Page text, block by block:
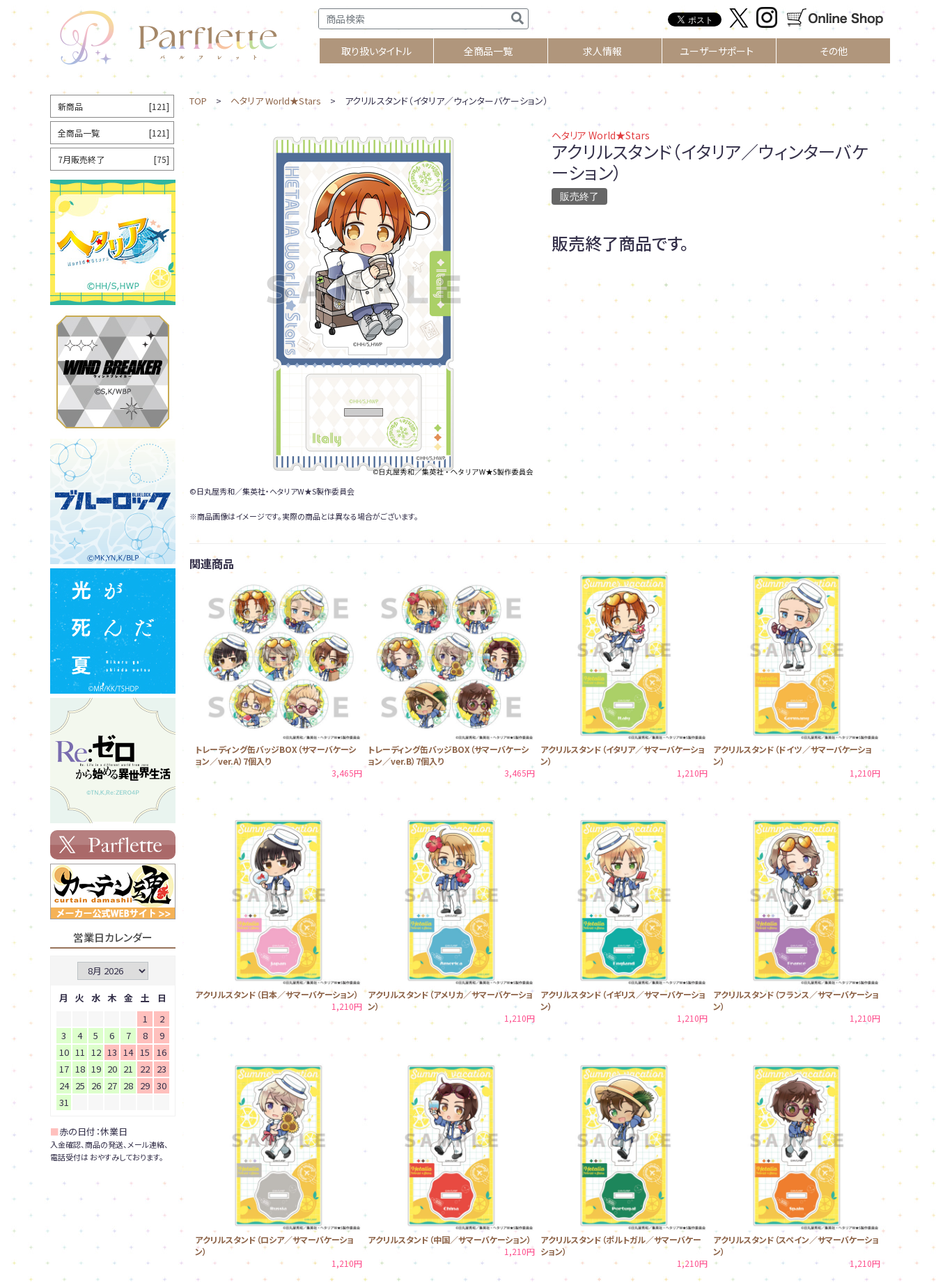
取り扱いタイトル 全商品一覧 求人情報 ユーザーサポート その他
TOP > ヘタリア World★Stars > アクリルスタンド（イタリア／ウィンターバケーション）
©日丸屋秀和／集英社・ヘタリアW★S製作委員会
※商品画像はイメージです。実際の商品とは異なる場合がございます。
ヘタリア World★Stars
アクリルスタンド（イタリア／ウィンターバケ
ーション）
販売終了
販売終了商品です。
関連商品
トレーディング缶バッジBOX（サマーバケーシ
ョン／ver.A）7個入り
3,465円
トレーディング缶バッジBOX（サマーバケーシ
ョン／ver.B）7個入り
3,465円
アクリルスタンド（イタリア／サマーバケーショ
ン）
1,210円
アクリルスタンド（ドイツ／サマーバケーショ
ン）
1,210円
アクリルスタンド（日本／サマーバケーション）
1,210円
アクリルスタンド（アメリカ／サマーバケーショ
ン）
1,210円
アクリルスタンド（イギリス／サマーバケーショ
ン）
1,210円
アクリルスタンド（フランス／サマーバケーショ
ン）
1,210円
アクリルスタンド（ロシア／サマーバケーショ
ン）
1,210円
アクリルスタンド（中国／サマーバケーション）
1,210円
アクリルスタンド（ポルトガル／サマーバケー
ション）
1,210円
アクリルスタンド（スペイン／サマーバケーショ
ン）
1,210円
新商品 [121]
全商品一覧 [121]
7月販売終了 [75]
営業日カレンダー
月 火 水 木 金 土
日
1
2
3
4 5 6 7 8
9
10 11 12 13 14 15
16
17 18 19 20 21 22 23
24 25 26 27 28 29 30
31
■赤の日付：休業日
入金確認、商品の発送、メール連絡、
電話受付は おやすみしております。